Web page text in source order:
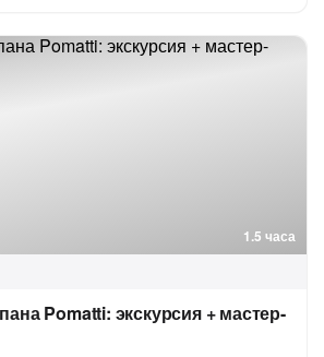
1.5 часа
Pomatti: экскурсия + мастер-